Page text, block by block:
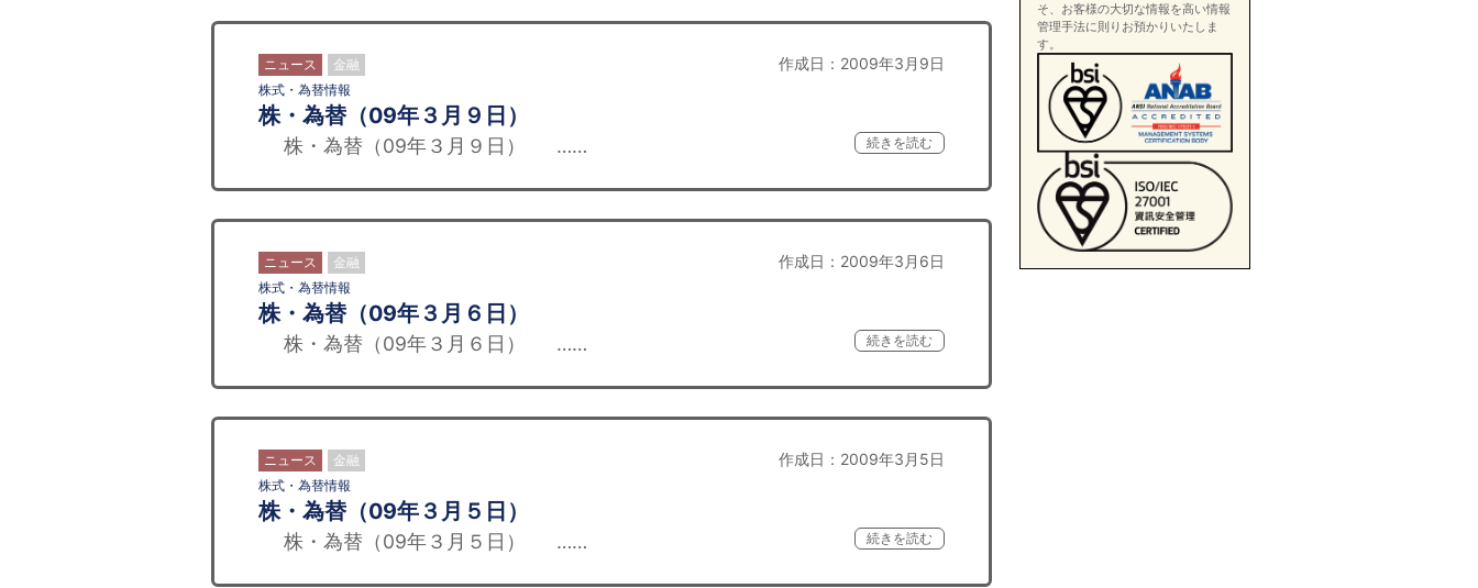
ニュース 金融 作成日：2009年3月9日
株式・為替情報
株・為替（09年３月９日）
株・為替（09年３月９日） …… 続きを読む
ニュース 金融 作成日：2009年3月6日
株式・為替情報
株・為替（09年３月６日）
株・為替（09年３月６日） …… 続きを読む
ニュース 金融 作成日：2009年3月5日
株式・為替情報
株・為替（09年３月５日）
株・為替（09年３月５日） …… 続きを読む
そ、お客様の大切な情報を高い情報
管理手法に則りお預かりいたしま
す。